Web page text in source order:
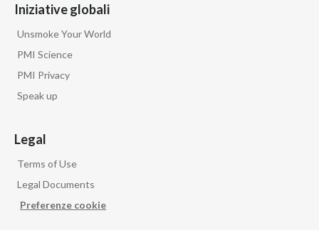
Iniziative globali
Unsmoke Your World
PMI Science
PMI Privacy
Speak up
Legal
Terms of Use
Legal Documents
Preferenze cookie